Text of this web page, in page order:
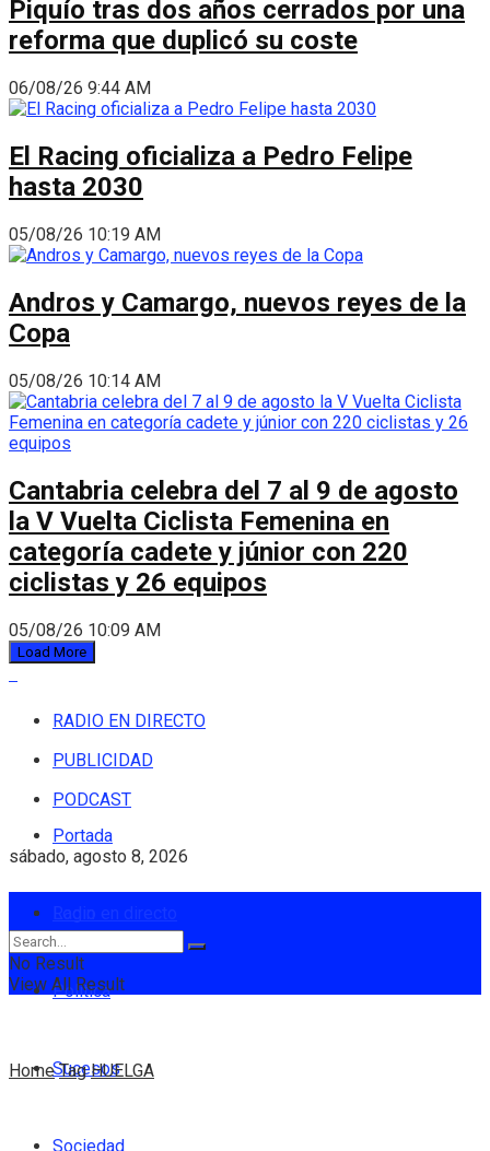
Piquío tras dos años cerrados por una
reforma que duplicó su coste
06/08/26 9:44 AM
El Racing oficializa a Pedro Felipe
hasta 2030
05/08/26 10:19 AM
Andros y Camargo, nuevos reyes de la
Copa
05/08/26 10:14 AM
Cantabria celebra del 7 al 9 de agosto
la V Vuelta Ciclista Femenina en
categoría cadete y júnior con 220
ciclistas y 26 equipos
05/08/26 10:09 AM
Load More
RADIO EN DIRECTO
PUBLICIDAD
PODCAST
sábado, agosto 8, 2026
Portada
Política
Sucesos
Sociedad
No Result
View All Result
Home Tag HUELGA